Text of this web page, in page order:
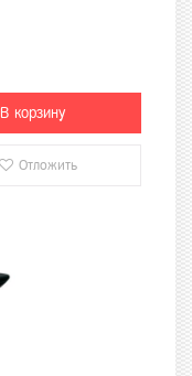
В корзину
Отложить